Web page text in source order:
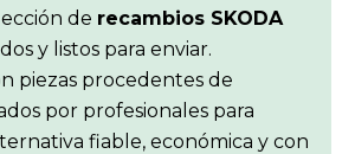
de recambios SKODA
y listos para enviar.
piezas procedentes de
por profesionales para
fiable, económica y con